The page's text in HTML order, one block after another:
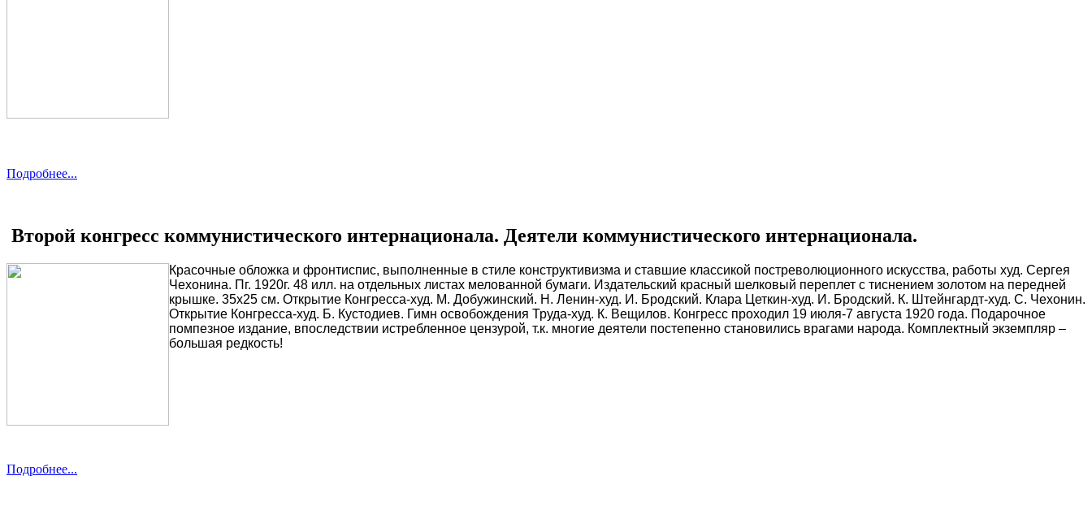
Подробнее...
Второй конгресс коммунистического интернационала. Деятели коммунистического интернационала.
Красочные обложка и фронтиспис, выполненные в стиле конструктивизма и ставшие классикой постреволюционного искусства, работы худ. Сергея
Чехонина. Пг. 1920г. 48 илл. на отдельных листах мелованной бумаги. Издательский красный шелковый переплет с тиснением золотом на передней
крышке. 35х25 см. Открытие Конгресса-худ. М. Добужинский. Н. Ленин-худ. И. Бродский. Клара Цеткин-худ. И. Бродский. К. Штейнгардт-худ. С. Чехонин.
Открытие Конгресса-худ. Б. Кустодиев. Гимн освобождения Труда-худ. К. Вещилов. Конгресс проходил 19 июля-7 августа 1920 года. Подарочное
помпезное издание, впоследствии истребленное цензурой, т.к. многие деятели постепенно становились врагами народа. Комплектный экземпляр –
большая редкость!
Подробнее...